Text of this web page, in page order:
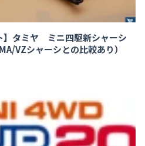
】タミヤ ミニ四駆新シャーシ
VZシャーシとの比較あり）